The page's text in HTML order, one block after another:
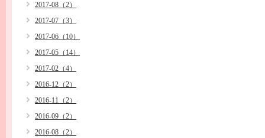
2017-08（2）
2017-07（3）
2017-06（10）
2017-05（14）
2017-02（4）
2016-12（2）
2016-11（2）
2016-09（2）
2016-08（2）